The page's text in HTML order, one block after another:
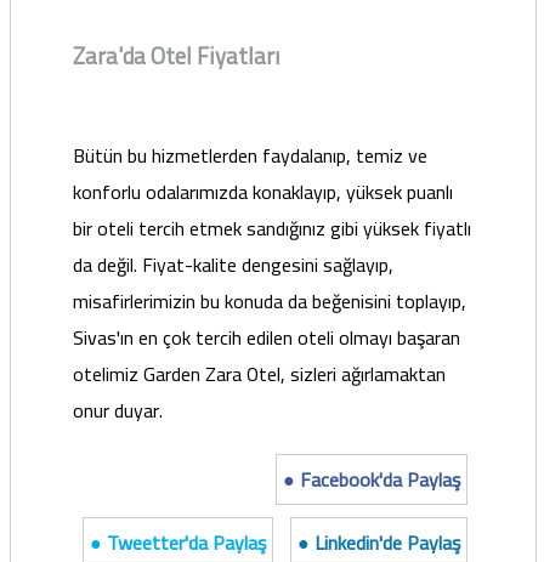
Zara'da Otel Fiyatları
Bütün bu hizmetlerden faydalanıp, temiz ve
konforlu odalarımızda konaklayıp, yüksek puanlı
bir oteli tercih etmek sandığınız gibi yüksek fiyatlı
da değil. Fiyat-kalite dengesini sağlayıp,
misafirlerimizin bu konuda da beğenisini toplayıp,
Sivas'ın en çok tercih edilen oteli olmayı başaran
otelimiz Garden Zara Otel, sizleri ağırlamaktan
onur duyar.
● Facebook'da Paylaş
● Tweetter'da Paylaş
● Linkedin'de Paylaş